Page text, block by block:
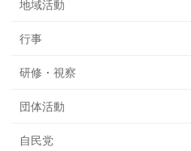
地域活動
行事
研修・視察
団体活動
自民党